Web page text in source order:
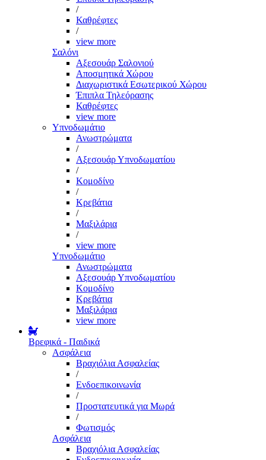
/
Καθρέφτες
/
view more
Σαλόνι
Αξεσουάρ Σαλονιού
Αποσμητικά Χώρου
Διαχωριστικά Εσωτερικού Χώρου
Έπιπλα Τηλεόρασης
Καθρέφτες
view more
Υπνοδωμάτιο
Ανωστρώματα
/
Αξεσουάρ Υπνοδωματίου
/
Κομοδίνο
/
Κρεβάτια
/
Μαξιλάρια
/
view more
Υπνοδωμάτιο
Ανωστρώματα
Αξεσουάρ Υπνοδωματίου
Κομοδίνο
Κρεβάτια
Μαξιλάρια
view more
Βρεφικά - Παιδικά
Ασφάλεια
Βραχιόλια Ασφαλείας
/
Ενδοεπικοινωνία
/
Προστατευτικά για Μωρά
/
Φωτισμός
Ασφάλεια
Βραχιόλια Ασφαλείας